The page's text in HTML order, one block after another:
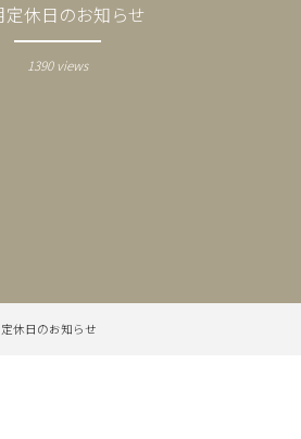
定休日のお知らせ
1390 views
休日のお知らせ